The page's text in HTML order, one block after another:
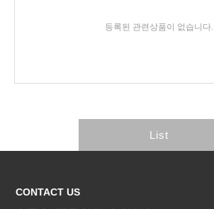
등록된 관련상품이 없습니다.
List
CONTACT US